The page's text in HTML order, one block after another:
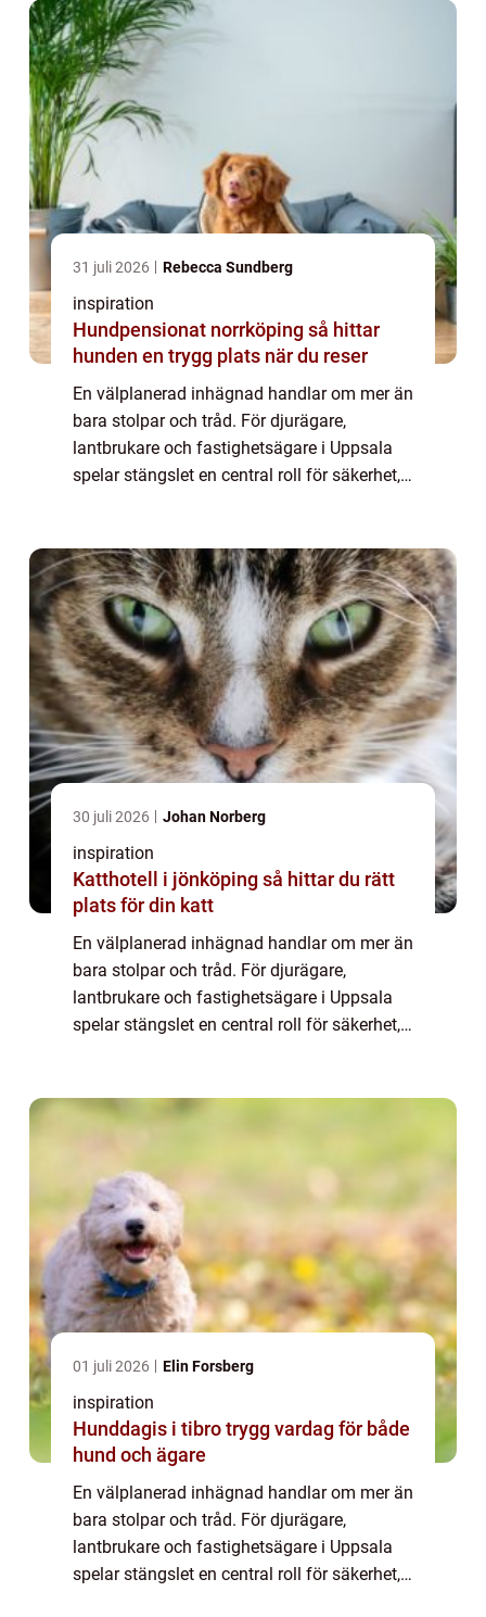
31 juli 2026 Rebecca Sundberg
inspiration
Hundpensionat norrköping så hittar
hunden en trygg plats när du reser
En välplanerad inhägnad handlar om mer än
bara stolpar och tråd. För djurägare,
lantbrukare och fastighetsägare i Uppsala
spelar stängslet en central roll för säkerhet,
30 juli 2026 Johan Norberg
inspiration
Katthotell i jönköping så hittar du rätt
plats för din katt
En välplanerad inhägnad handlar om mer än
bara stolpar och tråd. För djurägare,
lantbrukare och fastighetsägare i Uppsala
spelar stängslet en central roll för säkerhet,
01 juli 2026 Elin Forsberg
inspiration
Hunddagis i tibro trygg vardag för både
hund och ägare
En välplanerad inhägnad handlar om mer än
bara stolpar och tråd. För djurägare,
lantbrukare och fastighetsägare i Uppsala
spelar stängslet en central roll för säkerhet,